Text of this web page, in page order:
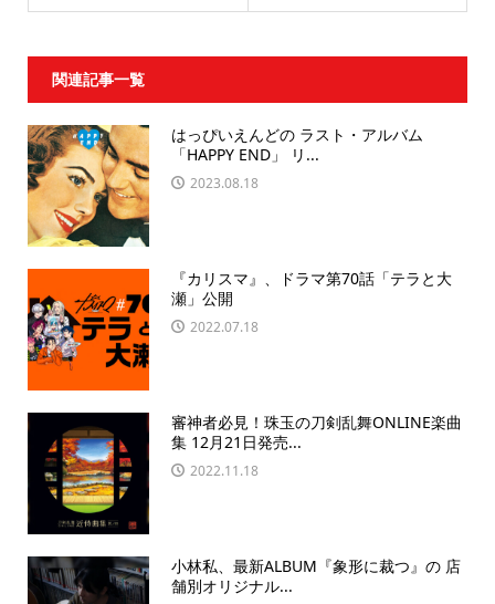
関連記事一覧
はっぴいえんどの ラスト・アルバム
「HAPPY END」 リ...
2023.08.18
『カリスマ』、ドラマ第70話「テラと大
瀬」公開
2022.07.18
審神者必見！珠玉の刀剣乱舞ONLINE楽曲
集 12月21日発売...
2022.11.18
小林私、最新ALBUM『象形に裁つ』の 店
舗別オリジナル...